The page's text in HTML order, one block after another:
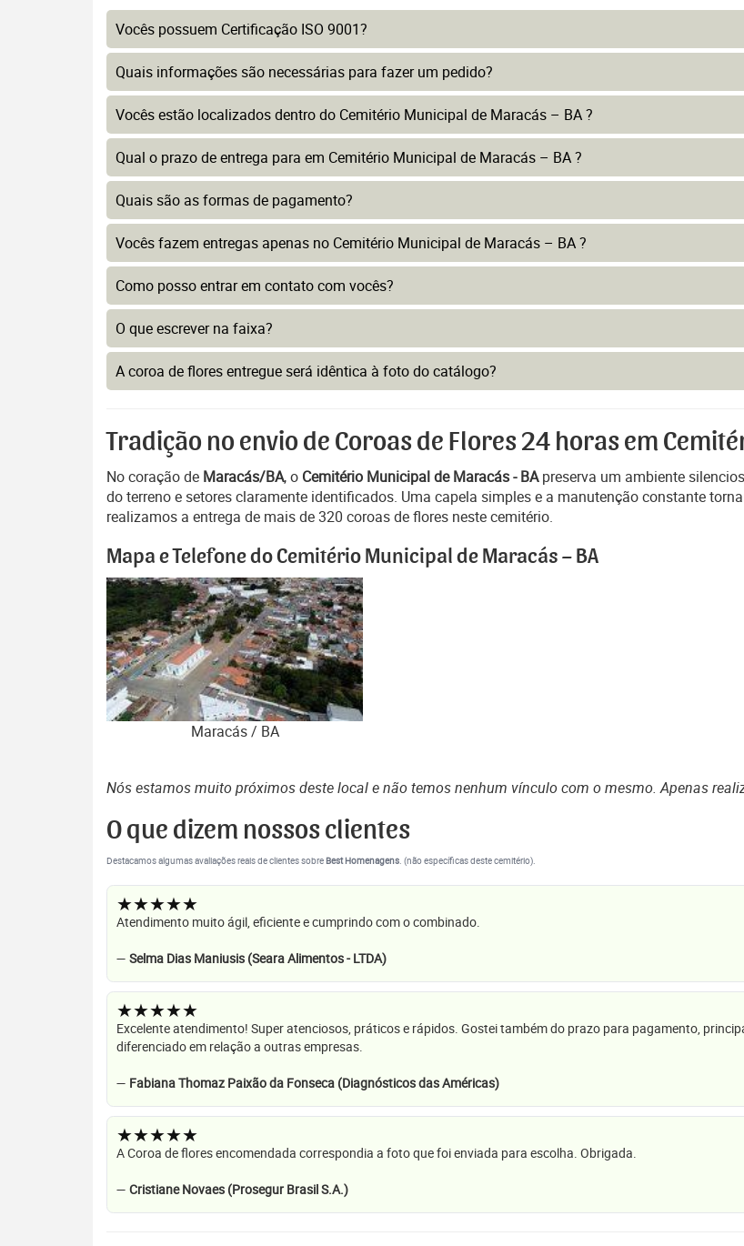
Vocês possuem Certificação ISO 9001?
Quais informações são necessárias para fazer um pedido?
Vocês estão localizados dentro do Cemitério Municipal de Maracás – BA ?
Qual o prazo de entrega para em Cemitério Municipal de Maracás – BA ?
Quais são as formas de pagamento?
Vocês fazem entregas apenas no Cemitério Municipal de Maracás – BA ?
Como posso entrar em contato com vocês?
O que escrever na faixa?
A coroa de flores entregue será idêntica à foto do catálogo?
Tradição no envio de Coroas de Flores 24 horas em
No coração de Maracás/BA, o Cemitério Municipal de Maracás - BApreserva um ambiente
do terreno e setores claramente identificados. Uma capela simples e a manutenção constante
realizamos a entrega de mais de 320 coroas de flores neste cemitério.
Mapa e Telefone do Cemitério Municipal de Maracás – BA
Maracás / BA
Nós estamos muito próximos deste local e não temos nenhum vínculo com o mesmo. Apenas
O que dizem nossos clientes
Destacamos algumas avaliações reais de clientes sobreBest Homenagens. (não específicas deste cemitério).
★★★★★
Atendimento muito ágil, eficiente e cumprindo com o combinado.
— Selma Dias Maniusis (Seara Alimentos - LTDA)
★★★★★
Excelente atendimento! Super atenciosos, práticos e rápidos. Gostei também do prazo para pagamento,
diferenciado em relação a outras empresas.
— Fabiana Thomaz Paixão da Fonseca (Diagnósticos das Américas)
★★★★★
A Coroa de flores encomendada correspondia a foto que foi enviada para escolha. Obrigada.
— Cristiane Novaes (Prosegur Brasil S.A.)